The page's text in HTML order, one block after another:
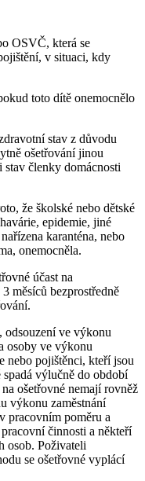
OSVČ, která se
v situaci, kdy
toto dítě onemocnělo
stav z důvodu
ošetřování jinou
členky domácnosti
že školské nebo dětské
epidemie, jiné
karanténa, nebo
onemocněla.
účast na
měsíců bezprostředně
odsouzení ve výkonu
osoby ve výkonu
nebo pojištěnci, kteří jsou
spadá výlučně do období
ošetřovné nemají rovněž
výkonu zaměstnání
pracovním poměru a
činnosti a někteří
osob. Poživateli
se ošetřovné vyplácí